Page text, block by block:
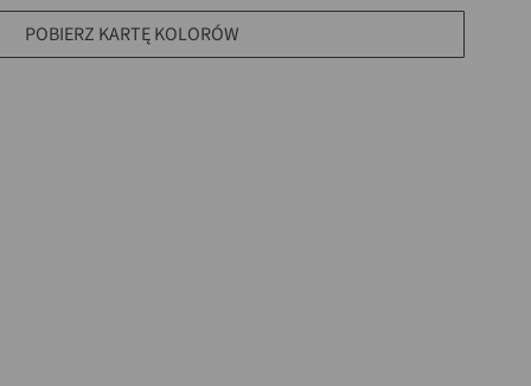
POBIERZ KARTĘ KOLORÓW